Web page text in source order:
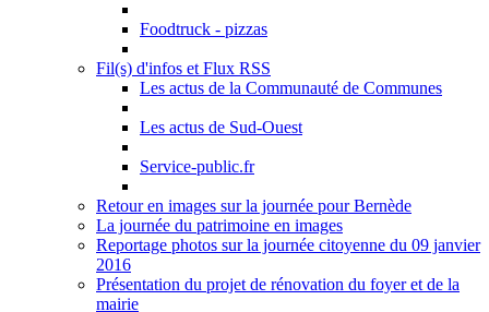
Foodtruck - pizzas
Fil(s) d'infos et Flux RSS
Les actus de la Communauté de Communes
Les actus de Sud-Ouest
Service-public.fr
Retour en images sur la journée pour Bernède
La journée du patrimoine en images
Reportage photos sur la journée citoyenne du 09 janvier
2016
Présentation du projet de rénovation du foyer et de la
mairie